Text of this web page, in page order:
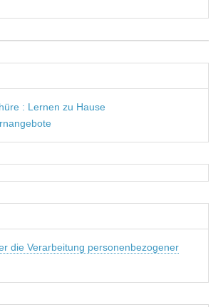
: Lernen zu Hause
die Verarbeitung personenbezogener